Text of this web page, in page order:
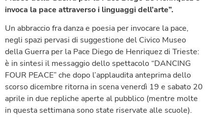
invoca la pace attraverso i linguaggi dell’arte”.
Un abbraccio fra danza e poesia per invocare la pace,
negli spazi pervasi di suggestione del Civico Museo
della Guerra per la Pace Diego de Henriquez di Trieste:
è in sintesi il messaggio dello spettacolo “DANCING
FOUR PEACE” che dopo l’applaudita anteprima dello
scorso dicembre ritorna in scena venerdì 19 e sabato 20
aprile in due repliche aperte al pubblico (mentre molte
in questa settimana sono state riservate alle scuole).